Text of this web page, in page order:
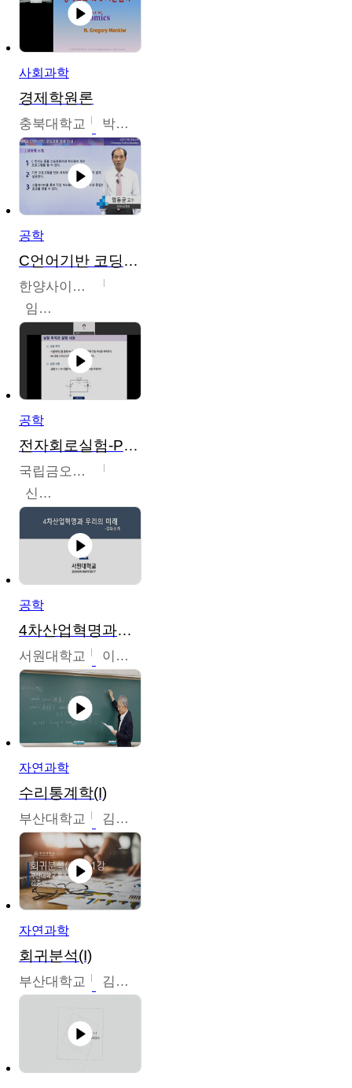
사회과학
경제학원론
충북대학교 박철호
공학
C언어기반 코딩교육
한양사이버대학교
임동균
공학
전자회로실험-PSPICE 시뮬레이션
국립금오공과대학교
신경욱
공학
4차산업혁명과우리의미래
서원대학교 이병권
자연과학
수리통계학(I)
부산대학교 김충락
자연과학
회귀분석(I)
부산대학교 김충락